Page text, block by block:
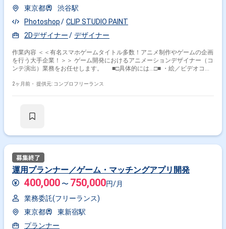
東京都
渋谷駅
Photoshop
CLIP STUDIO PAINT
2Dデザイナー
デザイナー
作業内容 ＜＜有名スマホゲームタイトル多数！アニメ制作やゲームの企画
を行う大手企業！＞＞ ゲーム開発におけるアニメーションデザイナー（コ
ンテ演出）業務をお任せします。 ■□具体的には…□■ ・絵／ビデオコン
メージ／コンセプト提案 ＜こんな方におすすめです！＞ ・デザインス
2ヶ月前・ 提供元: コンプロフリーランス
運用プランナー／ゲーム・マッチングアプリ開発
400,000 〜 750,000円/月
業務委託(フリーランス)
東京都
東新宿駅
プランナー